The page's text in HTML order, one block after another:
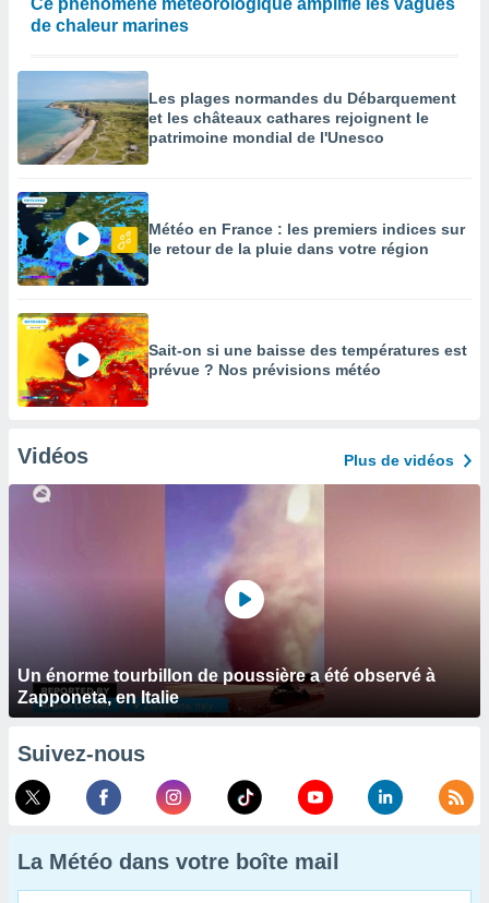
Ce phénomène météorologique amplifie les vagues
de chaleur marines
Les plages normandes du Débarquement
et les châteaux cathares rejoignent le
patrimoine mondial de l'Unesco
Météo en France : les premiers indices sur
le retour de la pluie dans votre région
Sait-on si une baisse des températures est
prévue ? Nos prévisions météo
Vidéos Plus de vidéos
Un énorme tourbillon de poussière a été observé à
Zapponeta, en Italie
Suivez-nous
La Météo dans votre boîte mail